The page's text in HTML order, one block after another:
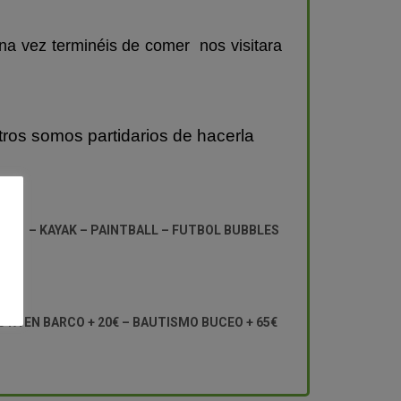
vez terminéis de comer nos visitara
somos partidarios de hacerla
– KAYAK – PAINTBALL – FUTBOL BUBBLES
EN BARCO + 20€ – BAUTISMO BUCEO + 65€